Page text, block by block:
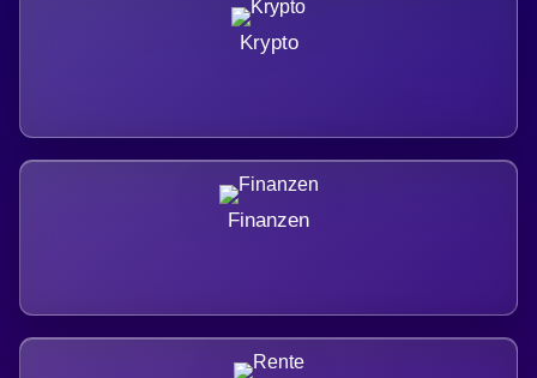
Krypto
Finanzen